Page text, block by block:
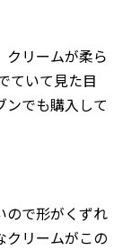
クリームが柔ら
ていて見た目
でも購入して
ので形がくずれ
クリームがこの